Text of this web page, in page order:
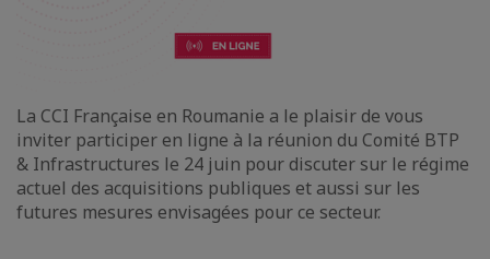
La CCI Française en Roumanie a le plaisir de vous
inviter participer en ligne à la réunion du Comité BTP
& Infrastructures le 24 juin pour discuter sur le régime
actuel des acquisitions publiques et aussi sur les
futures mesures envisagées pour ce secteur.